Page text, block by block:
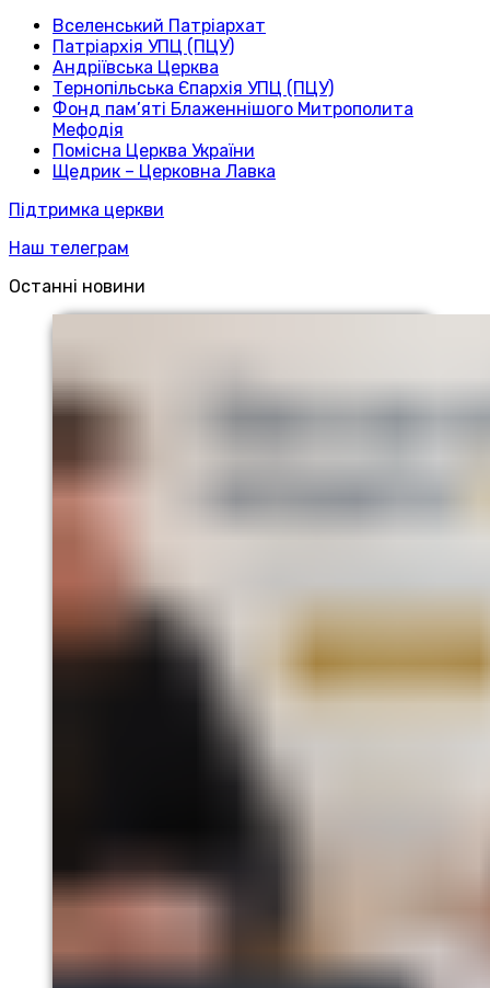
Вселенський Патріархат
Патріархія УПЦ (ПЦУ)
Андріївська Церква
Тернопільська Єпархія УПЦ (ПЦУ)
Фонд пам’яті Блаженнішого Митрополита
Мефодія
Помісна Церква України
Щедрик – Церковна Лавка
Підтримка церкви
Наш телеграм
Останні новини